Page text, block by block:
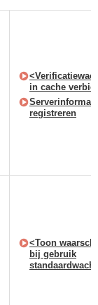
in cache
registreren
<Toon
bij gebruik